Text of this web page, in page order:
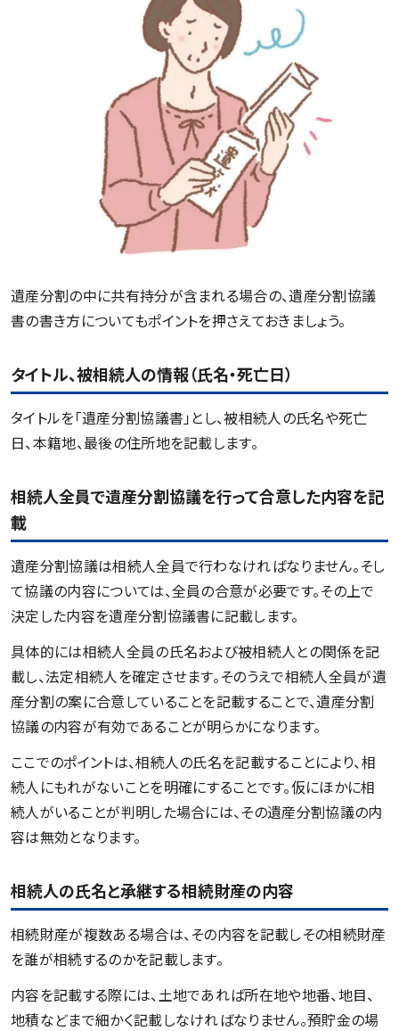
遺産分割の中に共有持分が含まれる場合の、遺産分割協議
書の書き方についてもポイントを押さえておきましょう。
タイトル、被相続人の情報（氏名・死亡日）
タイトルを「遺産分割協議書」とし、被相続人の氏名や死亡
日、本籍地、最後の住所地を記載します。
相続人全員で遺産分割協議を行って合意した内容を記
載
遺産分割協議は相続人全員で行わなければなりません。そし
て協議の内容については、全員の合意が必要です。その上で
決定した内容を遺産分割協議書に記載します。
具体的には相続人全員の氏名および被相続人との関係を記
載し、法定相続人を確定させます。そのうえで相続人全員が遺
産分割の案に合意していることを記載することで、遺産分割
協議の内容が有効であることが明らかになります。
ここでのポイントは、相続人の氏名を記載することにより、相
続人にもれがないことを明確にすることです。仮にほかに相
続人がいることが判明した場合には、その遺産分割協議の内
容は無効となります。
相続人の氏名と承継する相続財産の内容
相続財産が複数ある場合は、その内容を記載しその相続財産
を誰が相続するのかを記載します。
内容を記載する際には、土地であれば所在地や地番、地目、
地積などまで細かく記載しなければなりません。預貯金の場